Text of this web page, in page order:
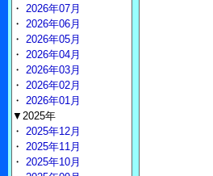
・ 2026年07月
・ 2026年06月
・ 2026年05月
・ 2026年04月
・ 2026年03月
・ 2026年02月
・ 2026年01月
▼2025年
・ 2025年12月
・ 2025年11月
・ 2025年10月